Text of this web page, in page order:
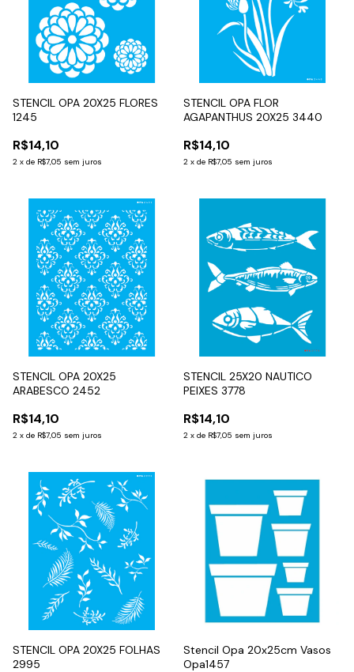
STENCIL OPA 20X25 FLORES
1245
R$14,10
2 x de R$7,05 sem juros
STENCIL OPA FLOR
AGAPANTHUS 20X25 3440
R$14,10
2 x de R$7,05 sem juros
STENCIL OPA 20X25
ARABESCO 2452
R$14,10
2 x de R$7,05 sem juros
STENCIL 25X20 NAUTICO
PEIXES 3778
R$14,10
2 x de R$7,05 sem juros
STENCIL OPA 20X25 FOLHAS
2995
Stencil Opa 20x25cm Vasos
Opa1457